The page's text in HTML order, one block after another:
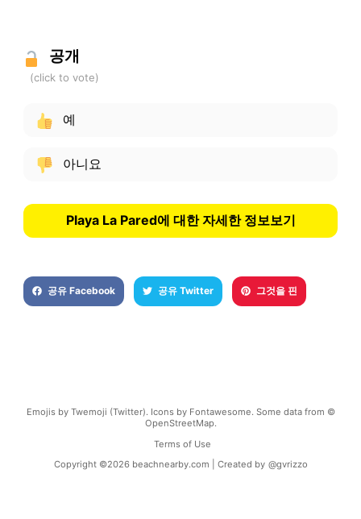
공개
예
아니요
Playa La Pared에 대한 자세한 정보보기
공유 Facebook 공유 Twitter 그것을 핀
Emojis by Twemoji (Twitter). Icons by Fontawesome. Some data from ©
OpenStreetMap.
Terms of Use
Copyright ©2026 beachnearby.com | Created by @gvrizzo